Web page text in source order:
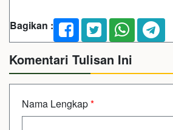
Bagikan :
Komentari Tulisan Ini
Nama Lengkap*